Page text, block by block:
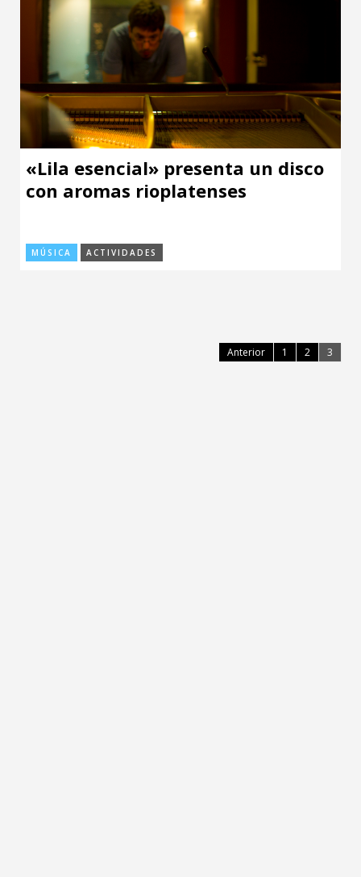
«Lila esencial» presenta un disco
con aromas rioplatenses
MÚSICA ACTIVIDADES
Anterior 1 2 3